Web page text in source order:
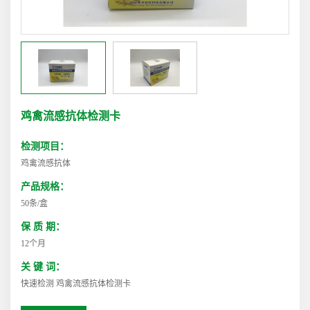
鸡禽流感抗体检测卡
检测项目：
鸡禽流感抗体
产品规格：
50条/盒
保 质 期：
12个月
关 键 词：
快速检测 鸡禽流感抗体检测卡